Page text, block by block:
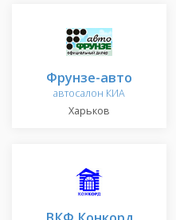
Фрунзе-авто
автосалон КИА
Харьков